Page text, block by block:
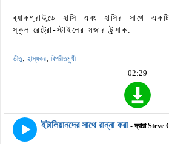
ব্যাকগ্রাউন্ডে হাসি এবং হাসির সাথে
স্কুল রেট্রো-স্টাইলের মজার ট্র্যাক.
ভীতু, হাস্যকর, বিপরীতমুখী
02:29
ইটালিয়ানদের সাথে রান্না করা - দ্বারা Steve